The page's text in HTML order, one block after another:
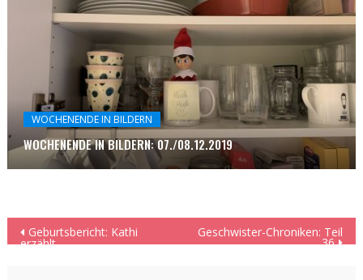
WOCHENENDE IN BILDERN
WOCHENENDE IN BILDERN: 07./08.12.2019
Beitragsnavigation
Geburtsbericht: Kathi
erzählt
Geschwister-Chroniken: Teil
36